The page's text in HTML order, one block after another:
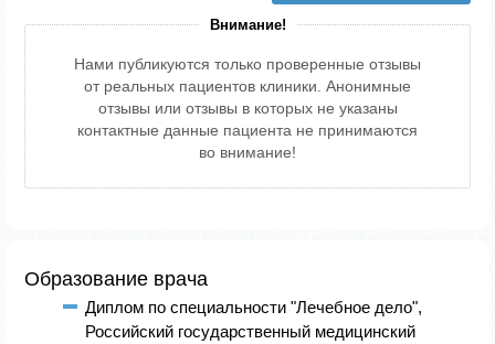
Внимание!
Нами публикуются только проверенные отзывы
от реальных пациентов клиники. Анонимные
отзывы или отзывы в которых не указаны
контактные данные пациента не принимаются
во внимание!
Образование врача
Диплом по специальности "Лечебное дело",
Российский государственный медицинский